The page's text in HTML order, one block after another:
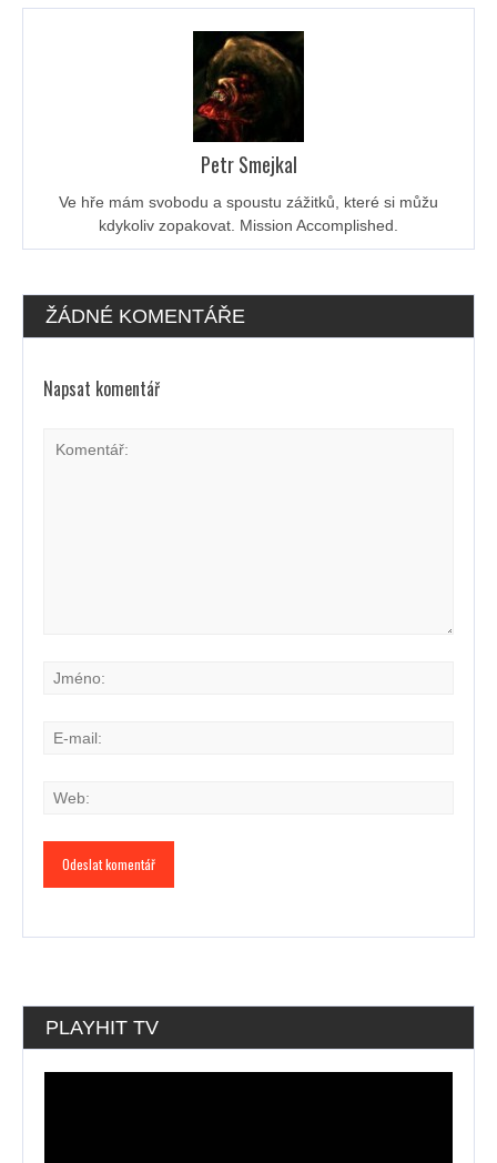
Petr Smejkal
Ve hře mám svobodu a spoustu zážitků, které si můžu
kdykoliv zopakovat. Mission Accomplished.
ŽÁDNÉ KOMENTÁŘE
Napsat komentář
PLAYHIT TV